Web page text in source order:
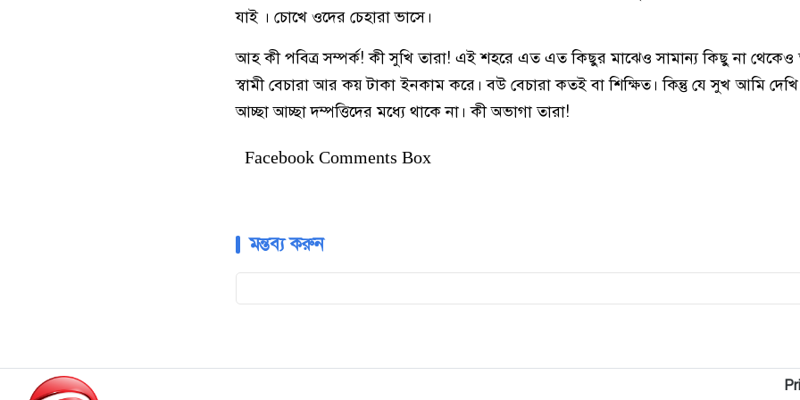
যাই । চোখে ওদের চেহারা ভাসে।
আহ কী পবিত্র সম্পর্ক! কী সুখি তারা! এই শহরে এত এত কিছুর মাঝেও সামান্য কিছু না থেকেও
স্বামী বেচারা আর কয় টাকা ইনকাম করে। বউ বেচারা কতই বা শিক্ষিত। কিন্তু যে সুখ আমি
আচ্ছা আচ্ছা দম্পত্তিদের মধ্যে থাকে না। কী অভাগা তারা!
Facebook Comments Box
মন্তব্য করুন